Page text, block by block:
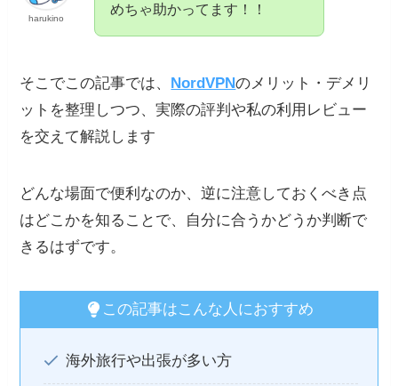
harukino
めちゃ助かってます！！
そこでこの記事では、 NordVPNのメリット・デメリ
ットを整理しつつ、実際の評判や私の利用レビュー
を交えて解説します
どんな場面で便利なのか、逆に注意しておくべき点
はどこかを知ることで、自分に合うかどうか判断で
きるはずです。
この記事はこんな人におすすめ
海外旅行や出張が多い方